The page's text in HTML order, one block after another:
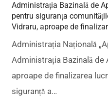
Administrația Bazinală de
pentru siguranța
Vidraru, aproape de
Administrația Națională
Administrația Bazinală de
aproape de finalizarea
siguranță a…